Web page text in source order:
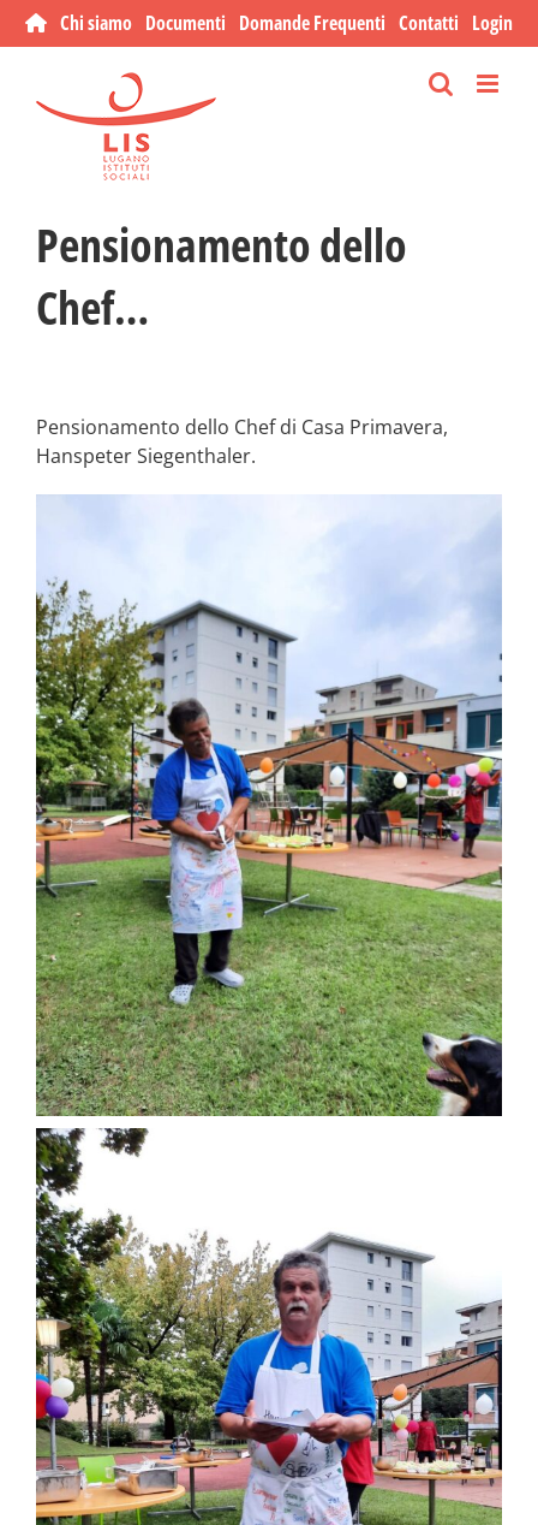
Salta
al
Chi siamo Documenti Domande Frequenti Contatti Login
Pensionamento dello
Chef…
Pensionamento dello Chef di Casa Primavera,
Hanspeter Siegenthaler.